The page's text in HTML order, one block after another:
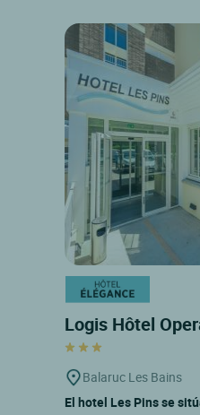
Logis Hôtel
Balaruc Les Bains
El hotel Les Pins se